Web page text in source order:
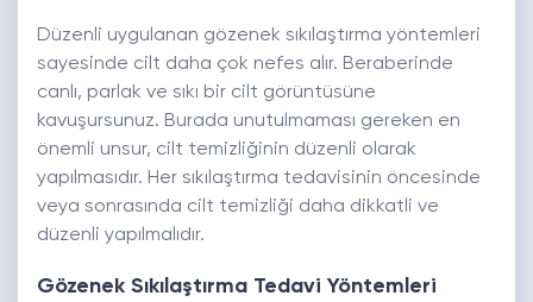
Düzenli uygulanan gözenek sıkılaştırma yöntemleri
sayesinde cilt daha çok nefes alır. Beraberinde
canlı, parlak ve sıkı bir cilt görüntüsüne
kavuşursunuz. Burada unutulmaması gereken en
önemli unsur, cilt temizliğinin düzenli olarak
yapılmasıdır. Her sıkılaştırma tedavisinin öncesinde
veya sonrasında cilt temizliği daha dikkatli ve
düzenli yapılmalıdır.
Gözenek Sıkılaştırma Tedavi Yöntemleri